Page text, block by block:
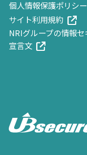
個人情報保護ポリシー
サイト利用規約
NRIグループの情報
宣言文